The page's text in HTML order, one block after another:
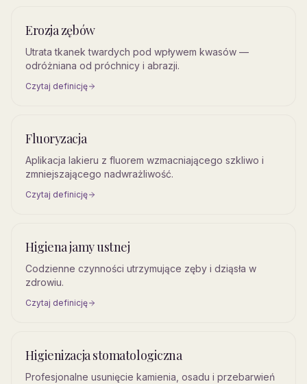
Erozja zębów
Utrata tkanek twardych pod wpływem kwasów —
odróżniana od próchnicy i abrazji.
Czytaj definicję
Fluoryzacja
Aplikacja lakieru z fluorem wzmacniającego szkliwo i
zmniejszającego nadwrażliwość.
Czytaj definicję
Higiena jamy ustnej
Codzienne czynności utrzymujące zęby i dziąsła w
zdrowiu.
Czytaj definicję
Higienizacja stomatologiczna
Profesjonalne usunięcie kamienia, osadu i przebarwień